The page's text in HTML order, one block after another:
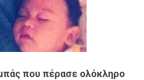
που πέρασε ολόκληρο